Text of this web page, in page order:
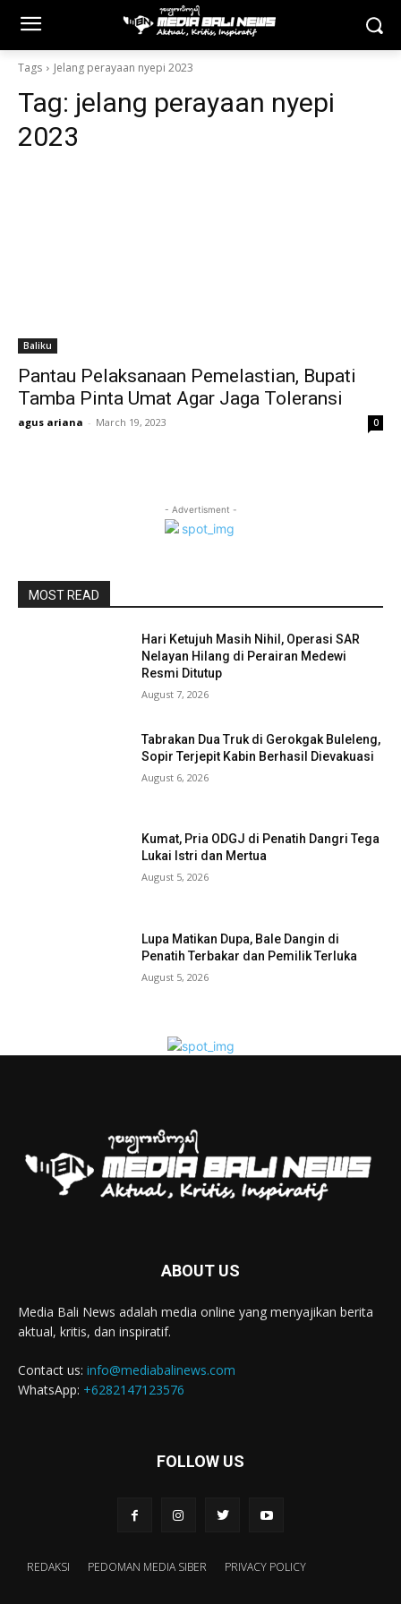
Tags Jelang perayaan nyepi 2023
Tag: jelang perayaan nyepi
2023
Baliku
Pantau Pelaksanaan Pemelastian, Bupati
Tamba Pinta Umat Agar Jaga Toleransi
agus ariana - March 19, 2023 0
- Advertisment -
MOST READ
Hari Ketujuh Masih Nihil, Operasi SAR
Nelayan Hilang di Perairan Medewi
Resmi Ditutup
August 7, 2026
Tabrakan Dua Truk di Gerokgak Buleleng,
Sopir Terjepit Kabin Berhasil Dievakuasi
August 6, 2026
Kumat, Pria ODGJ di Penatih Dangri Tega
Lukai Istri dan Mertua
August 5, 2026
Lupa Matikan Dupa, Bale Dangin di
Penatih Terbakar dan Pemilik Terluka
August 5, 2026
ABOUT US
Media Bali News adalah media online yang menyajikan berita
aktual, kritis, dan inspiratif.
Contact us: info@mediabalinews.com
WhatsApp: +6282147123576
FOLLOW US
REDAKSI PEDOMAN MEDIA SIBER PRIVACY POLICY